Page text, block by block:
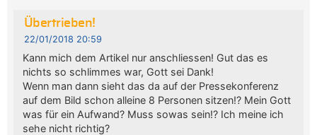
Übertrieben!
22/01/2018 20:59
Kann mich dem Artikel nur anschliessen! Gut das es
nichts so schlimmes war, Gott sei Dank!
Wenn man dann sieht das da auf der Pressekonferenz
auf dem Bild schon alleine 8 Personen sitzen!? Mein Gott
was für ein Aufwand? Muss sowas sein!? Ich meine ich
sehe nicht richtig?